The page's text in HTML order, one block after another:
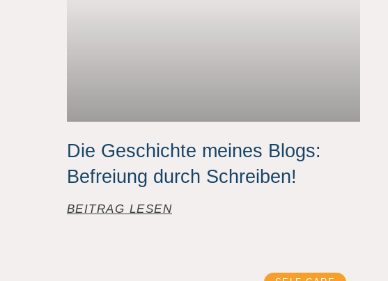
Die Geschichte meines Blogs:
Befreiung durch Schreiben!
BEITRAG LESEN